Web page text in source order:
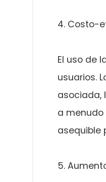
4. Costo-
El uso de
usuarios.
asociada,
a
asequible
5.